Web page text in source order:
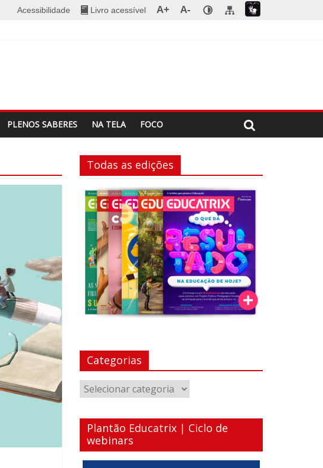
Acessibilidade Livro acessível A+
A-
PLENOS SABERES NA TELA FOCO
Todas as edições
Categorias
Categorias
Plantão Educatrix | Ciclo de
webinars